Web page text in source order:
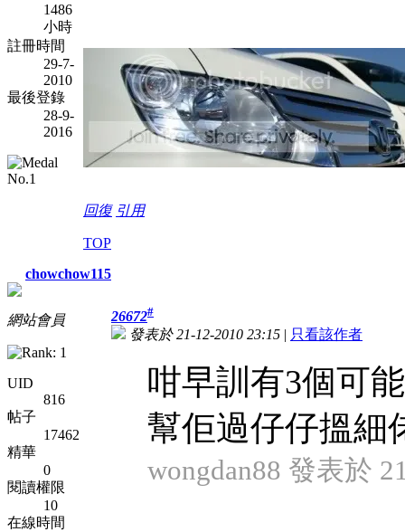
1486
小時
註冊時間
29-7-
2010
最後登錄
28-9-
2016
回復 引用
TOP
chowchow115
網站會員
UID
816
帖子
17462
精華
0
閱讀權限
10
在線時間
26672#
發表於 21-12-2010 23:15 | 只看該作者
咁早訓有3個可
幫佢過仔仔搵細
wongdan88 發表於